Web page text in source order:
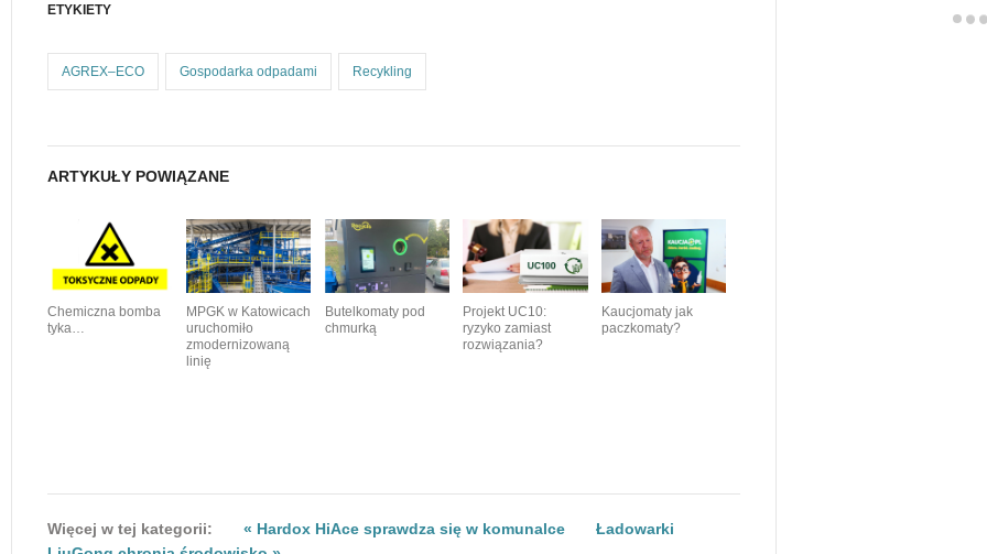
ETYKIETY
AGREX–ECO Gospodarka odpadami Recykling
ARTYKUŁY POWIĄZANE
Chemiczna bomba
tyka…
MPGK w Katowicach
uruchomiło
zmodernizowaną
linię
Butelkomaty pod
chmurką
Projekt UC10:
ryzyko zamiast
rozwiązania?
Kaucjomaty jak
paczkomaty?
Więcej w tej kategorii: « Hardox HiAce sprawdza się w komunalce
Ładowarki